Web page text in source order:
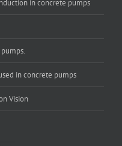
in concrete pumps
in concrete pumps
Vision